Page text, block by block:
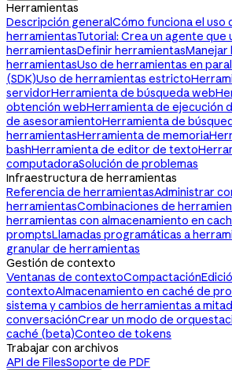
Herramientas
Descripción generalCómo funciona el uso
herramientasTutorial: Crea un agente que
herramientasDefinir herramientasManejar
herramientasUso de herramientas en
(SDK)Uso de herramientas estricto
servidorHerramienta de búsqueda web
obtención webHerramienta de ejecución
de asesoramientoHerramienta de
herramientasHerramienta de memoria
bashHerramienta de editor de texto
computadoraSolución de problemas
Infraestructura de herramientas
Referencia de herramientasAdministrar
herramientasCombinaciones de
herramientas con almacenamiento en
promptsLlamadas programáticas a
granular de herramientas
Gestión de contexto
Ventanas de contextoCompactación
contextoAlmacenamiento en caché de
sistema y cambios de herramientas a
conversaciónCrear un modo de
caché (beta)Conteo de tokens
Trabajar con archivos
API de FilesSoporte de PDF